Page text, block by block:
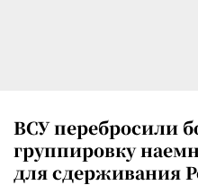
ВСУ перебросили
группировку
для сдерживания